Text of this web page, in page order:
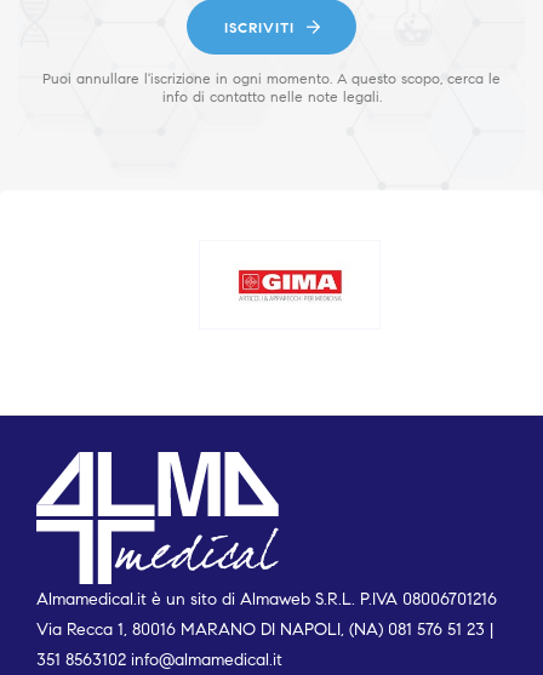
ISCRIVITI
Puoi annullare l'iscrizione in ogni momento. A questo scopo, cerca le
info di contatto nelle note legali.
Almamedical.it è un sito di Almaweb S.R.L. P.IVA 08006701216
Via Recca 1, 80016 MARANO DI NAPOLI, (NA) 081 576 51 23 |
351 8563102 info@almamedical.it